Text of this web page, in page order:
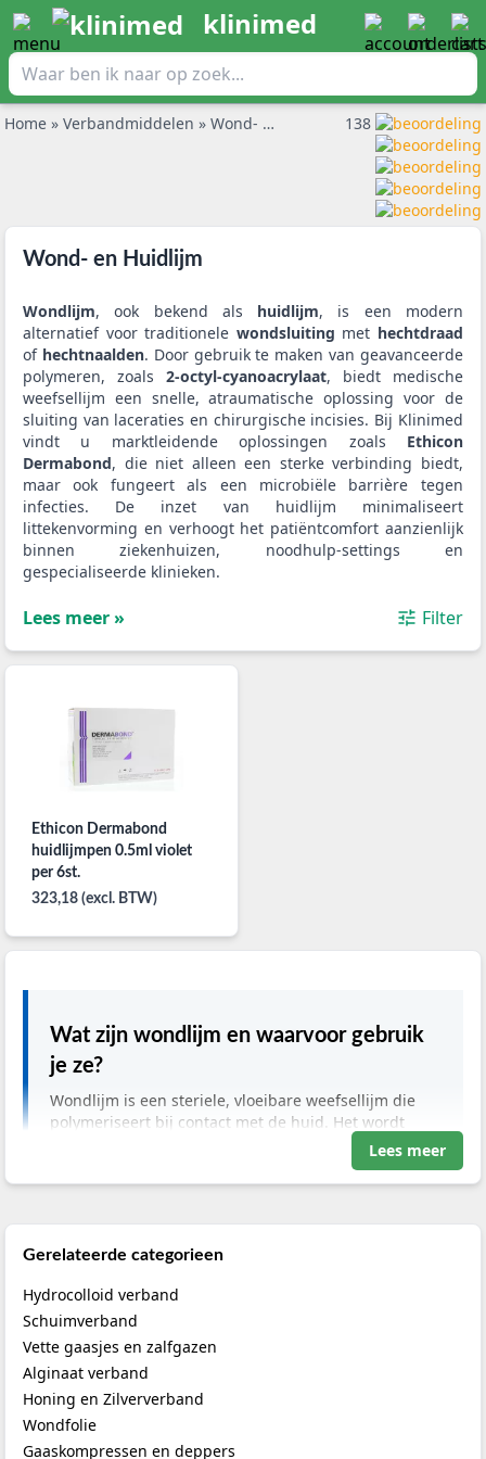
klinimed
Home » Verbandmiddelen » Wond- en Huidlijm 138
Gerelateerde categorieen
Hydrocolloid verband
Schuimverband
Vette gaasjes en zalfgazen
Alginaat verband
Honing en Zilververband
Wondfolie
Gaaskompressen en deppers
Wond- en Huidlijm
Wondlijm, ook bekend als huidlijm, is een modern
alternatief voor traditionele wondsluiting met hechtdraad
of hechtnaalden. Door gebruik te maken van geavanceerde
polymeren, zoals 2-octyl-cyanoacrylaat, biedt medische
weefsellijm een snelle, atraumatische oplossing voor de
sluiting van laceraties en chirurgische incisies. Bij Klinimed
vindt u marktleidende oplossingen zoals Ethicon
Dermabond, die niet alleen een sterke verbinding biedt,
maar ook fungeert als een microbiële barrière tegen
infecties. De inzet van huidlijm minimaliseert
littekenvorming en verhoogt het patiëntcomfort aanzienlijk
binnen ziekenhuizen, noodhulp-settings en
gespecialiseerde klinieken.
Lees meer » Filter
Ethicon Dermabond
huidlijmpen 0.5ml violet
per 6st.
323,18 (excl. BTW)
Wat zijn wondlijm en waarvoor gebruik
je ze?
Wondlijm is een steriele, vloeibare weefsellijm die
polymeriseert bij contact met de huid. Het wordt
gebruikt om de randen van oppervlakkige wonden,
kleine incisies en laceraties (scheurwonden) bij
elkaar te houden zonder dat er een hechtnaald of
Categorie: Wond- en huidlijm
Toepassing:
Gebruikers:Chirurgen, SEH-artsen, huisartsen,
tandartsen, dierenartsen
Zorgsetting:Operatiekamers, spoedeisende hulp,
Lees meer